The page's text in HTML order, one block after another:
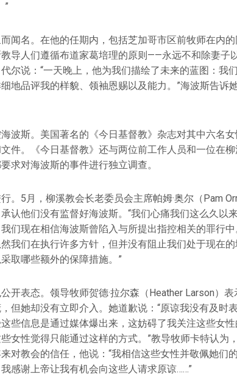
”
闻名。在他的任期内，包括芝加哥市区前牧师在内
导人们遵循布道家葛培理的原则——永远不和除妻子
尔说：“一天晚上，他为我们描绘了未来的蓝图：我
地品评我的样貌、领袖恩赐以及能力。”海波斯告诉
波斯。美国著名的《今日基督教》杂志对其中六名女
件。《今日基督教》还与两位前工作人员和一位在
求对海波斯的事件进行独立调查。
。5月，柳溪教会长老委员会主席帕姆·奥尔（Pam
认他们没有监督好海波斯。“我们心痛我们这么久以
们现在相信海波斯曾陷入与所提出指控相关的罪行
我们在执行许多方针，但并没有阻止我们处于现在
取哪些额外的保障措施。”
开表态。领导牧师贺德·拉尔森（Heather Larson）
但她却没有立即介入。她道歉说：“原谅我没有及时
些信息是通过媒体爆出来，这妨碍了我关注这些女
女性觉得只能通过这样的方式。”教导牧师卡特认为
对教会的信任，他说：“我相信这些女性并敬佩她们
感谢上帝让我有机会向这些人请求原谅……”